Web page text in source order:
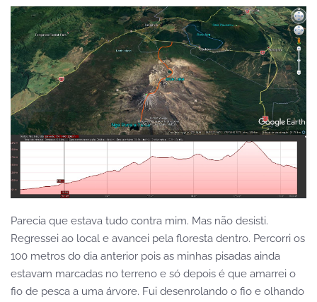
Parecia que estava tudo contra mim. Mas não desisti.
Regressei ao local e avancei pela floresta dentro. Percorri os
100 metros do dia anterior pois as minhas pisadas ainda
estavam marcadas no terreno e só depois é que amarrei o
fio de pesca a uma árvore. Fui desenrolando o fio e olhando